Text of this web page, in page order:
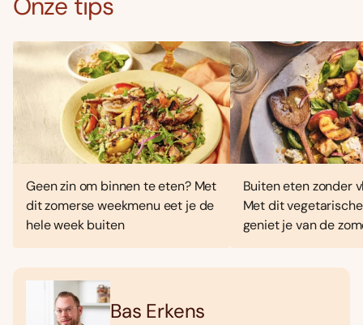
Geen zin om binnen te eten? Met
dit zomerse weekmenu eet je de
hele week buiten
Buiten eten zonder
Met dit
geniet je van de
Bas Erkens